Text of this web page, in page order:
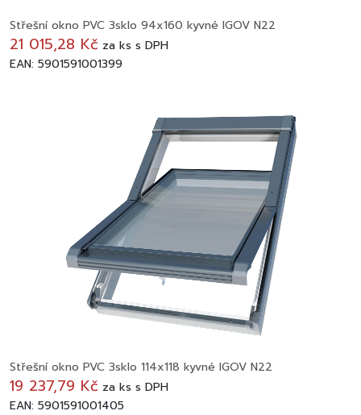
Střešní okno PVC 3sklo 94x160 kyvné IGOV N22
21 015,28 Kč za ks s DPH
EAN: 5901591001399
Střešní okno PVC 3sklo 114x118 kyvné IGOV N22
19 237,79 Kč za ks s DPH
EAN: 5901591001405